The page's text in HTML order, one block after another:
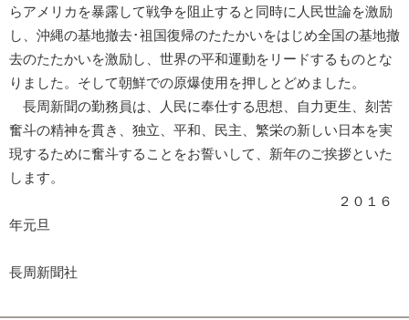
らアメリカを暴露して戦争を阻止すると同時に人民世論を激励
し、沖縄の基地撤去･祖国復帰のたたかいをはじめ全国の基地撤
去のたたかいを激励し、世界の平和運動をリードするものとな
りました。そして朝鮮での原爆使用を押しとどめました。
長周新聞の勤務員は、人民に奉仕する思想、自力更生、刻苦
奮斗の精神を貫き、独立、平和、民主、繁栄の新しい日本を実
現するために奮斗することをお誓いして、新年のご挨拶といた
します。
２０１６
年元旦
長周新聞社